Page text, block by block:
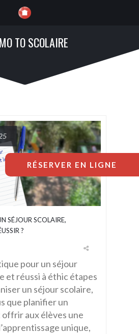
TO SCOLAIRE
SÉJOUR SCOLAIRE,
?
pour un séjour
et réussi à éthic étapes
un séjour scolaire,
que planifier un
offrir aux élèves une
unique,
RÉSERVER EN LIGNE